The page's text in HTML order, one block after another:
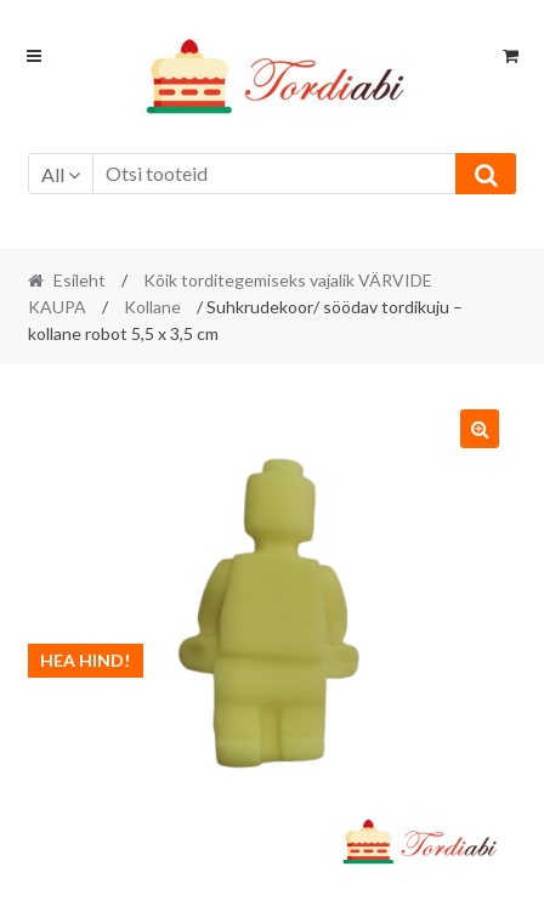
Skip
Skip
All
Esileht /
Kõik torditegemiseks vajalik VÄRVIDE
KAUPA
/ Kollane
/ Suhkrudekoor/ söödav tordikuju –
kollane robot 5,5 x 3,5 cm
HEA HIND!